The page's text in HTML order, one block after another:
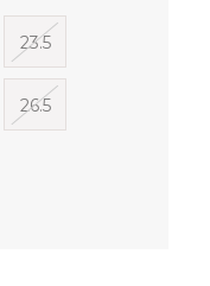
23.5
26.5